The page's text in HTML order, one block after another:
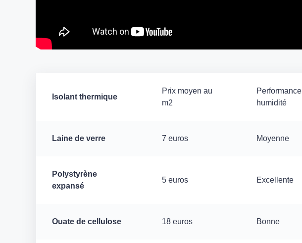
Isolant thermique
Prix moyen au
m2
Performance
humidité
Laine de verre 7 euros Moyenne
Polystyrène
expansé
5 euros Excellente
Ouate de cellulose 18 euros Bonne